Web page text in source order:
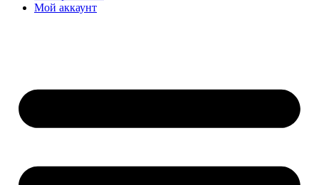
Мой аккаунт